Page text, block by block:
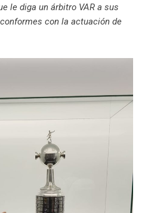
le diga un árbitro VAR a sus
con la actuación de